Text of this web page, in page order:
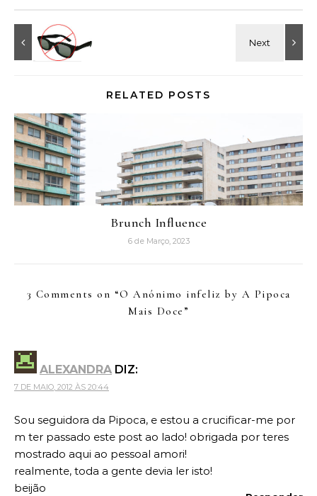
RELATED POSTS
Brunch Influence
6 de Março, 2023
3 Comments on “O Anónimo infeliz by A Pipoca
Mais Doce ”
ALEXANDRA DIZ:
7 DE MAIO, 2012 ÀS 20:44
Sou seguidora da Pipoca, e estou a crucificar-me por
m ter passado este post ao lado! obrigada por teres
mostrado aqui ao pessoal amori!
realmente, toda a gente devia ler isto!
beijão